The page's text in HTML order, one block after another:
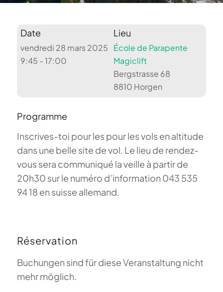
Date
vendredi 28 mars 2025
9:45 - 17:00
Lieu
École de Parapente
Magiclift
Bergstrasse 68
8810 Horgen
Programme
Inscrives-toi pour les pour les vols en altitude
dans une belle site de vol. Le lieu de rendez-
vous sera communiqué la veille à partir de
20h30 sur le numéro d’information 043 535
94 18 en suisse allemand.
Réservation
Buchungen sind für diese Veranstaltung nicht
mehr möglich.